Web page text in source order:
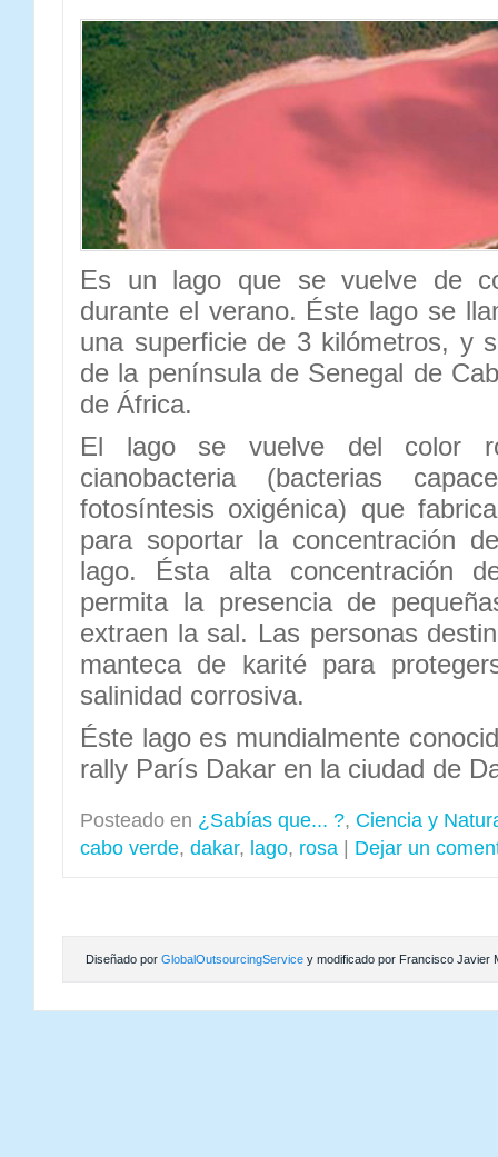
Es un lago que se vuelve de
durante el verano. Éste lago se
una superficie de 3 kilómetros, y
de la península de Senegal de
de África.
El lago se vuelve del color
cianobacteria (bacterias
fotosíntesis oxigénica) que
para soportar la concentración
lago. Ésta alta concentración
permita la presencia de
extraen la sal. Las personas
manteca de karité para
salinidad corrosiva.
Éste lago es mundialmente
rally París Dakar en la ciudad de
Posteado en ¿Sabías que... ?, Ciencia y
cabo verde, dakar, lago, rosa Dejar un
Diseñado por GlobalOutsourcingService y modificado por Francisco Javier